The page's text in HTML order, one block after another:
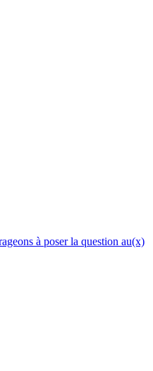
à poser la question au(x)